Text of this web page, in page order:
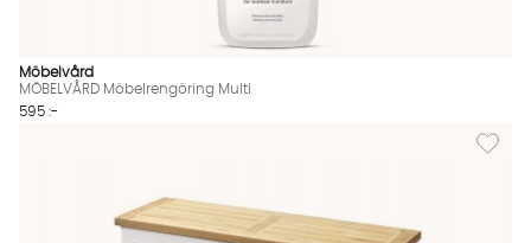
Möbelvård
MÖBELVÅRD Möbelrengöring Multi
595 :-
Lägg